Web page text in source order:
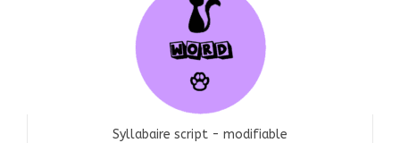
Syllabaire script - modifiable